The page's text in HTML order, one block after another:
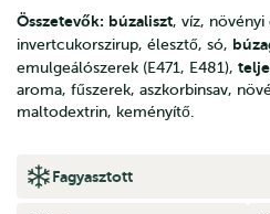
Összetevők: búzaliszt, víz,
invertcukorszirup, élesztő, só,
emulgeálószerek (E471, E481),
aroma, fűszerek, aszkorbinsav,
maltodextrin, keményítő.
Fagyasztott